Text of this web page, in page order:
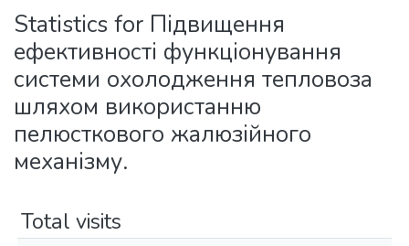
All of DSpace
Statistics for Підвищення
ефективності функціонування
системи охолодження тепловоза
шляхом використанню
пелюсткового жалюзійного
механізму.
Total visits